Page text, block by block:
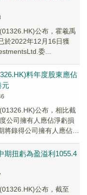
公布，霍羲禹
於2022年12月16日獲
委...
料年度股東應佔
元
公布，相比截
公司擁有人應佔淨虧損
錄得公司擁有人應佔淨
期扭虧為盈溢利1055.4
公布，截至